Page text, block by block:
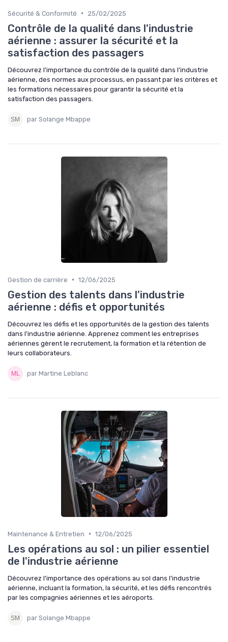
Sécurité & Conformité • 25/02/2025
Contrôle de la qualité dans l'industrie
aérienne : assurer la sécurité et la
satisfaction des passagers
Découvrez l'importance du contrôle de la qualité dans l'industrie
aérienne, des normes aux processus, en passant par les critères et
les formations nécessaires pour garantir la sécurité et la
satisfaction des passagers.
par Solange Mbappe
Gestion de carrière • 12/06/2025
Gestion des talents dans l'industrie
aérienne : défis et opportunités
Découvrez les défis et les opportunités de la gestion des talents
dans l'industrie aérienne. Apprenez comment les entreprises
aériennes gèrent le recrutement, la formation et la rétention de
leurs collaborateurs.
par Martine Leblanc
Maintenance & Entretien • 12/06/2025
Les opérations au sol : un pilier essentiel
de l'industrie aérienne
Découvrez l'importance des opérations au sol dans l'industrie
aérienne, incluant la formation, la sécurité, et les défis rencontrés
par les compagnies aériennes et les aéroports.
par Solange Mbappe